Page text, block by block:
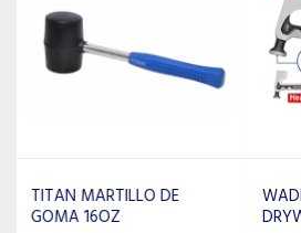
WADFOW MARTILLO